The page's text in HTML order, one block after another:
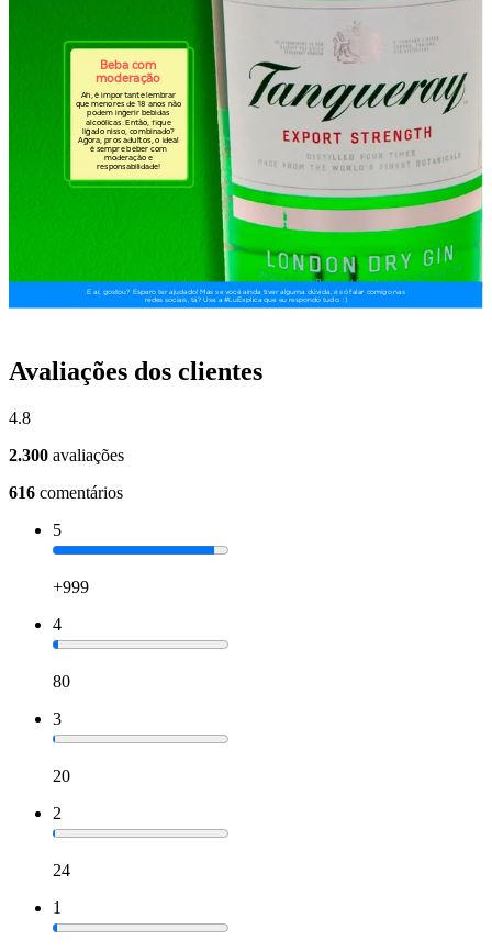
Avaliações dos clientes
4.8
2.300 avaliações
616 comentários
5
+999
4
80
3
20
2
24
1